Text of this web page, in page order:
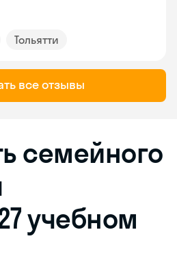
Тольятти
все отзывы
семейного
учебном